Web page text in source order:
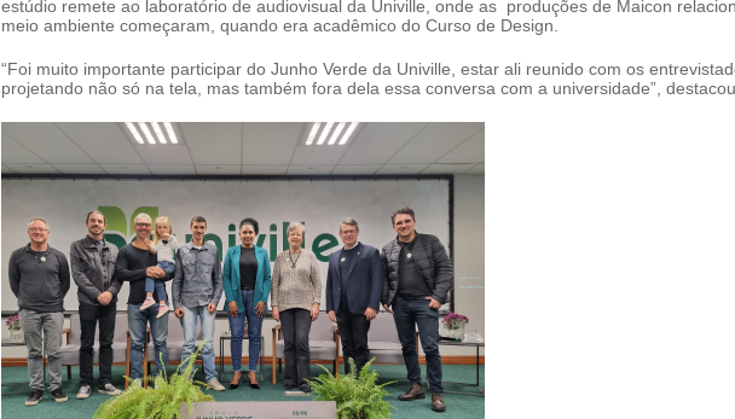
estúdio remete ao laboratório de audiovisual da Univille, onde as produções de Maicon
meio ambiente começaram, quando era acadêmico do Curso de Design.
“Foi muito importante participar do Junho Verde da Univille, estar ali reunido com os
projetando não só na tela, mas também fora dela essa conversa com a universidade”,